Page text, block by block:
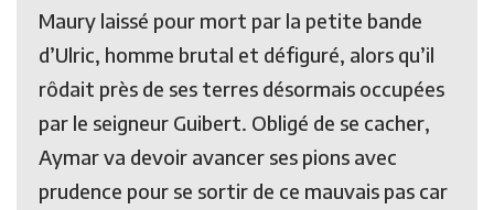
Maury laissé pour mort par la petite bande
d’Ulric, homme brutal et défiguré, alors qu’il
rôdait près de ses terres désormais occupées
par le seigneur Guibert. Obligé de se cacher,
Aymar va devoir avancer ses pions avec
prudence pour se sortir de ce mauvais pas car